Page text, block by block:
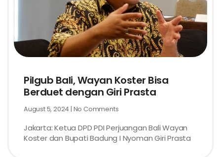
Pilgub Bali, Wayan Koster Bisa
Berduet dengan Giri Prasta
August 5, 2024 No Comments
Jakarta: Ketua DPD PDI Perjuangan Bali Wayan
Koster dan Bupati Badung I Nyoman Giri Prasta